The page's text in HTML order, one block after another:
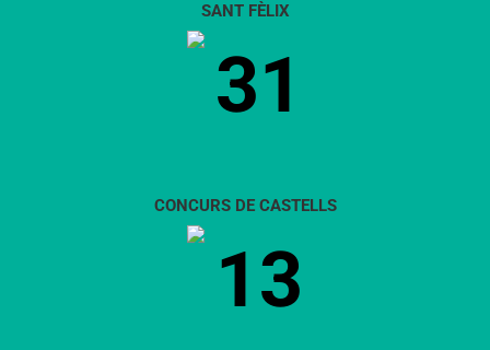
SANT FÈLIX
31
CONCURS DE CASTELLS
13